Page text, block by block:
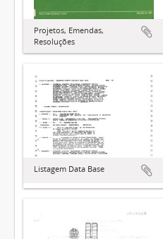
Projetos, Emendas,
Resoluções
Listagem Data Base